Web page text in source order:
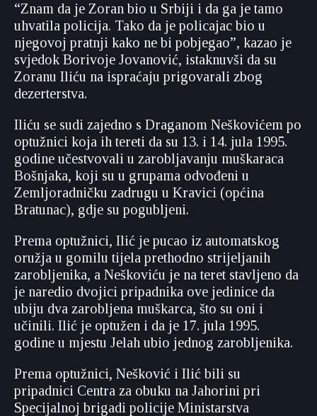
“Znam da je Zoran bio u Srbiji i da ga je tamo
uhvatila policija. Tako da je policajac bio u
njegovoj pratnji kako ne bi pobjegao”, kazao je
svjedok Borivoje Jovanović, istaknuvši da su
Zoranu Iliću na ispraćaju prigovarali zbog
dezerterstva.
Iliću se sudi zajedno s Draganom Neškovićem po
optužnici koja ih tereti da su 13. i 14. jula 1995.
godine učestvovali u zarobljavanju muškaraca
Bošnjaka, koji su u grupama odvođeni u
Zemljoradničku zadrugu u Kravici (općina
Bratunac), gdje su pogubljeni.
Prema optužnici, Ilić je pucao iz automatskog
oružja u gomilu tijela prethodno strijeljanih
zarobljenika, a Neškoviću je na teret stavljeno da
je naredio dvojici pripadnika ove jedinice da
ubiju dva zarobljena muškarca, što su oni i
učinili. Ilić je optužen i da je 17. jula 1995.
godine u mjestu Jelah ubio jednog zarobljenika.
Prema optužnici, Nešković i Ilić bili su
pripadnici Centra za obuku na Jahorini pri
Specijalnoj brigadi policije Ministarstva